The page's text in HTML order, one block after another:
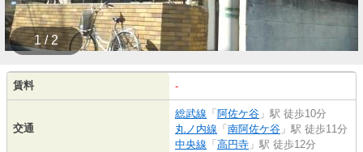
1 / 2
賃料 -
交通
総武線 「 阿佐ケ谷 」駅 徒歩10分
丸ノ内線 「 南阿佐ケ谷 」駅 徒歩11分
中央線 「 高円寺 」駅 徒歩12分